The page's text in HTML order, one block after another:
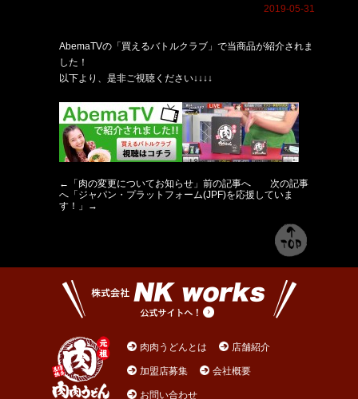
2019-05-31
AbemaTVの「買えるバトルクラブ」で当商品が紹介されま
した！
以下より、是非ご視聴ください↓↓↓↓
←「 肉の変更についてお知らせ 」前の記事へ 次の記事
へ「 ジャパン・プラットフォーム(JPF)を応援していま
す！
」→
肉肉うどんとは 店舗紹介
加盟店募集 会社概要
お問い合わせ